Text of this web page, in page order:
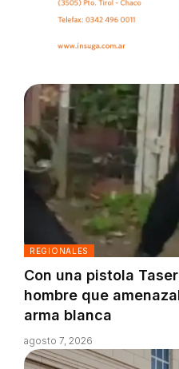
REGIONALES
Con una pistola
hombre que
arma blanca
agosto 7, 2026